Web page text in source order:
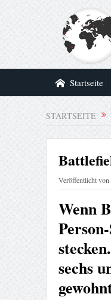
Startseite
STARTSEITE
Veröffentlicht von
Wenn
sechs